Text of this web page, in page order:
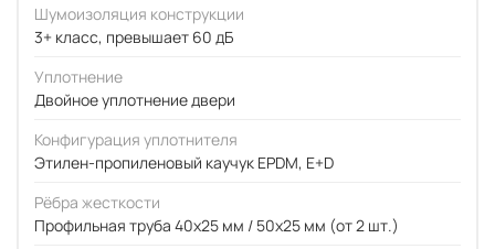
Шумоизоляция конструкции
3+ класс, превышает 60 дБ
Уплотнение
Двойное уплотнение двери
Конфигурация уплотнителя
Этилен-пропиленовый каучук EPDM, E+D
Рёбра жесткости
Профильная труба 40х25 мм / 50x25 мм (от 2 шт.)